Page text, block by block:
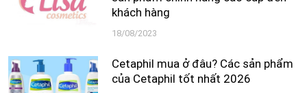
khách hàng
18/08/2023
Cetaphil mua ở đâu? Các sản phẩm
của Cetaphil tốt nhất 2026